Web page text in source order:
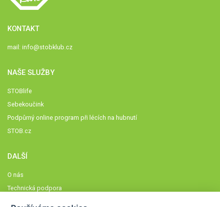
KONTAKT
mail: info@stobklub.cz
NAŠE SLUŽBY
STOBlife
Sebekoučink
Podpůrný online program při lécích na hubnutí
STOB.cz
DALŠÍ
O nás
Technická podpora